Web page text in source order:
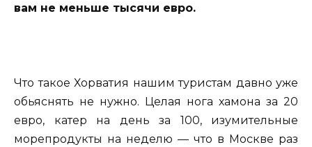
вам не меньше тысячи евро.
Что такое Хорватия нашим туристам давно уже
обьяснять не нужно. Целая нога хамона за 20
евро, катер на день за 100, изумительные
морепродукты на неделю — что в Москве раз